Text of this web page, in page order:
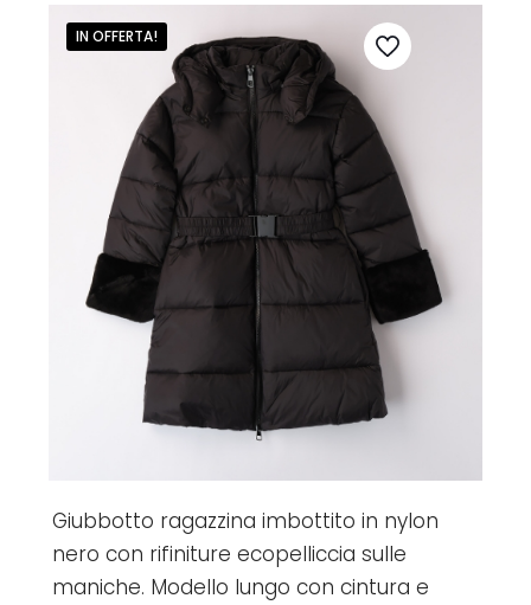
IN OFFERTA!
Giubbotto ragazzina imbottito in nylon
nero con rifiniture ecopelliccia sulle
maniche. Modello lungo con cintura e